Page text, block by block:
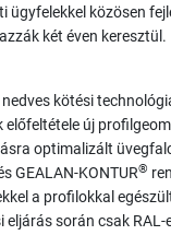
ügyfelekkel közösen
két éven keresztül.
kötési
előfeltétele új
optimalizált
GEALAN-KONTUR®
a profilokkal
eljárás során csak RAL-